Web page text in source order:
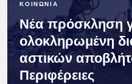
ΚΟΙΝΩΝΙΑ
Νέα πρόσκληση
ολοκληρωμένη
αστικών
Περιφέρειες